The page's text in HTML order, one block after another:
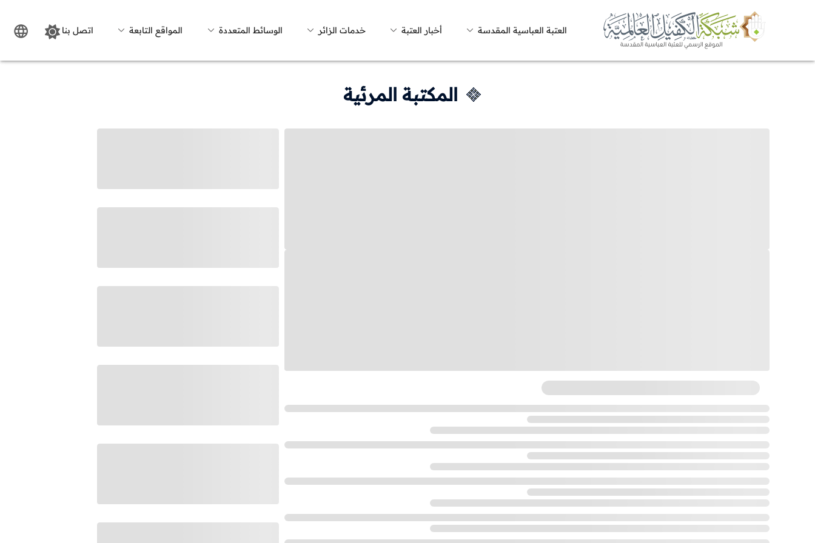
العتبة العباسية المقدسة أخبار العتبة خدمات الزائر الوسائط المتعددة المواقع التابعة اتصل بنا
المكتبة المرئية